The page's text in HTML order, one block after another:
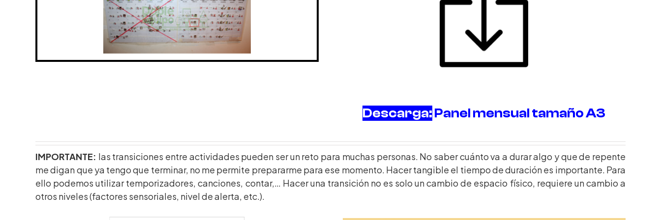
Descarga:Panel mensual tamaño A3
IMPORTANTE: las transiciones entre actividades pueden ser un reto para muchas personas. No saber cuánto va a durar algo y que de repente
me digan que ya tengo que terminar, no me permite prepararme para ese momento. Hacer tangible el tiempo de duración es importante. Para
ello podemos utilizar temporizadores, canciones, contar,… Hacer una transición no es solo un cambio de espacio físico, requiere un cambio a
otros niveles (factores sensoriales, nivel de alerta, etc.).